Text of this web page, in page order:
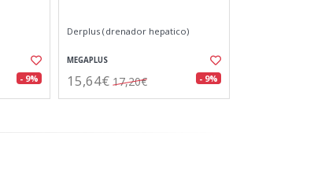
- 9%
Derplus (drenador hepatico)
MEGAPLUS
15,64€ 17,20€ - 9%